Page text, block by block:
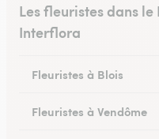
Les fleuristes dans
Interflora
Fleuristes à Blois
Fleuristes à Vendôme